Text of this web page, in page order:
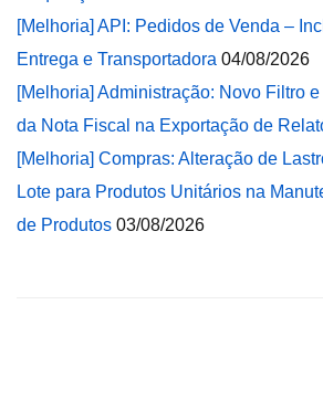
[Melhoria] API: Pedidos de Venda –
Entrega e Transportadora 04/08/2026
[Melhoria] Administração: Novo Filtro
da Nota Fiscal na Exportação de
[Melhoria] Compras: Alteração de
Lote para Produtos Unitários na
de Produtos 03/08/2026